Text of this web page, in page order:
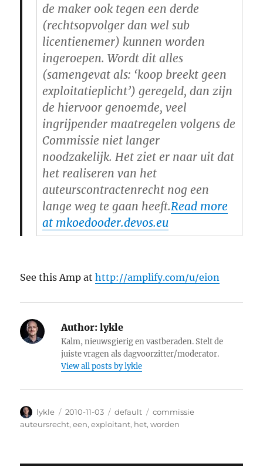
de maker ook tegen een derde
(rechtsopvolger dan wel sub
licentienemer) kunnen worden
ingeroepen. Wordt dit alles
(samengevat als: ‘koop breekt geen
exploitatieplicht’) geregeld, dan zijn
de hiervoor genoemde, veel
ingrijpender maatregelen volgens de
Commissie niet langer
noodzakelijk. Het ziet er naar uit dat
het realiseren van het
auteurscontractenrecht nog een
lange weg te gaan heeft.Read more
at mkoedooder.devos.eu
See this Amp athttp://amplify.com/u/eion
Author: lykle
Kalm, nieuwsgierig en vastberaden. Stelt de
juiste vragen als dagvoorzitter/moderator.
View all posts by lykle
Author
lykle
Posted
on
2010-11-03 Categories
default Tags
commissie
auteursrecht,een,exploitant, het,worden